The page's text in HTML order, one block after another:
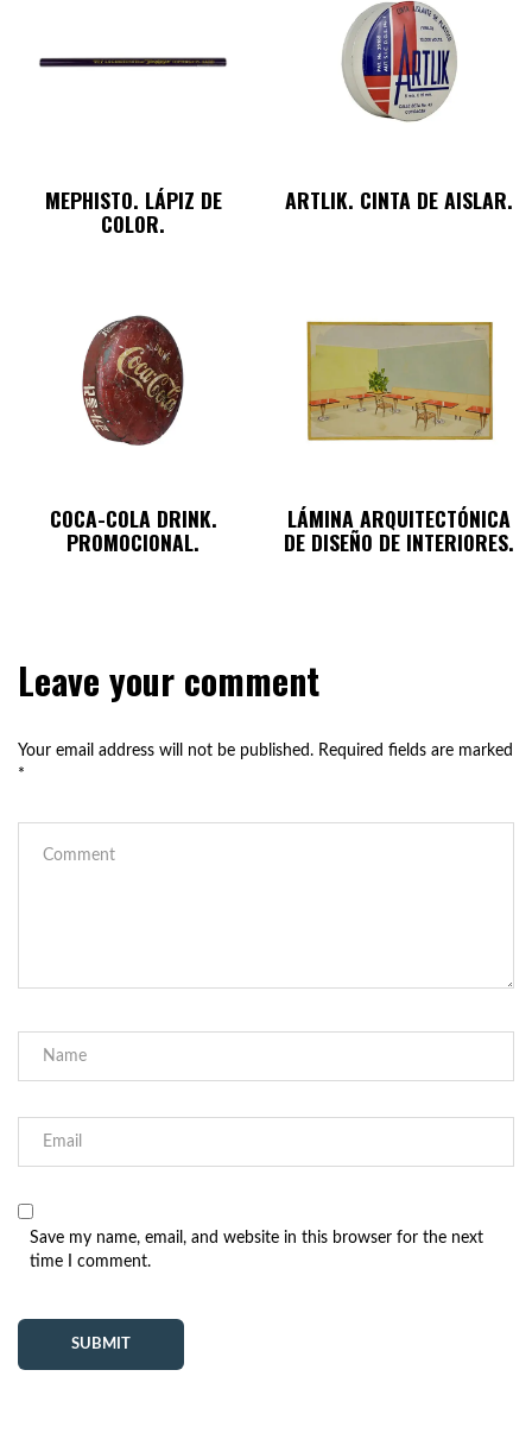
MEPHISTO. LÁPIZ DE
COLOR.
ARTLIK. CINTA DE AISLAR.
COCA-COLA DRINK.
PROMOCIONAL.
LÁMINA ARQUITECTÓNICA
DE DISEÑO DE INTERIORES.
Leave your comment
Your email address will not be published. Required fields are marked
*
Save my name, email, and website in this browser for the next
time I comment.